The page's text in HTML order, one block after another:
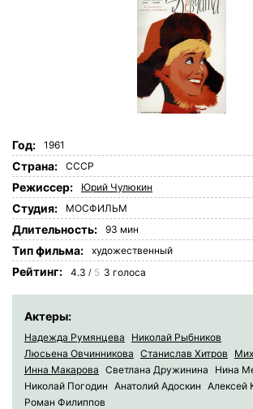
Год: 1961
Страна: СССР
Режиссер: Юрий Чулюкин
Студия: МОСФИЛЬМ
Длительность: 93 мин
Tип фильма: художественный
Рейтинг: 4.3 / 5 3 голоса
Актеры:
Надежда Румянцева
Николай Рыбников
Люсьена Овчинникова Станислав Хитров
Инна Макарова Светлана Дружинина
Нина
Николай Погодин Анатолий Адоскин Алексей
Роман Филиппов